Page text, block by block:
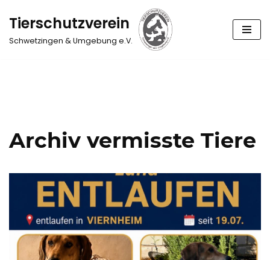
Zum
Inhalt
Tierschutzverein
Schwetzingen & Umgebung e.V.
Archiv vermisste Tiere